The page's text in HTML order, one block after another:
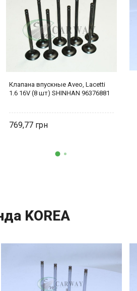
Клапана впускные Aveo, Lacetti
1.6 16V (8 шт) SHINHAN 96376881
769,77
KOREA